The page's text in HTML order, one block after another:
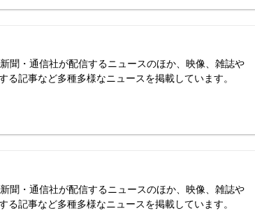
聞・通信社が配信するニュースのほか、映像、雑誌や
る記事など多種多様なニュースを掲載しています。
聞・通信社が配信するニュースのほか、映像、雑誌や
る記事など多種多様なニュースを掲載しています。